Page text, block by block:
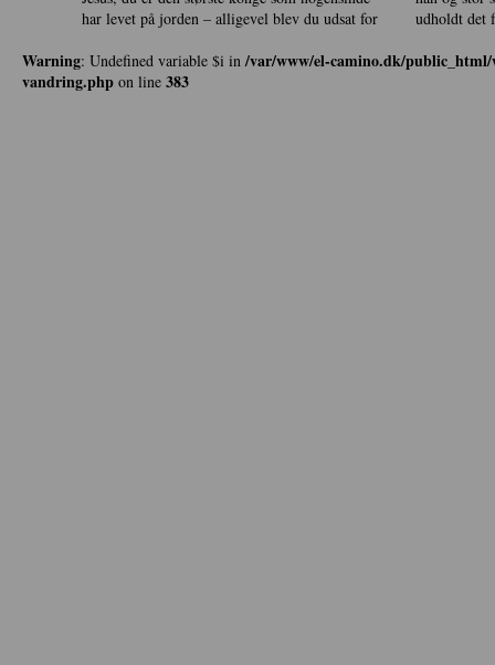
har levet på jorden – alligevel blev du udsat for
udholdt det
Warning: Undefined variable $i in/var/www/el-camino.dk/public_html/
vandring.phpon line 383